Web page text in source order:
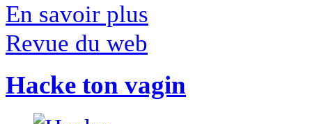
En savoir plus
Revue du web
Hacke ton vagin